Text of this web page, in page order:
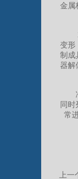
金属
2
变形
制成
器解
冷
同
常
上一